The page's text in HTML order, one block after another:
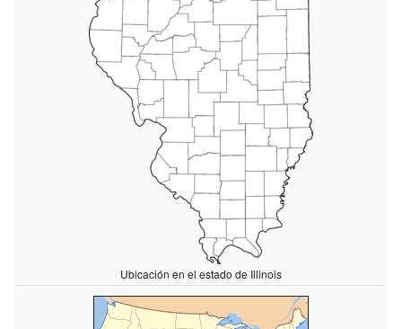
Ubicación en el estado de Illinois